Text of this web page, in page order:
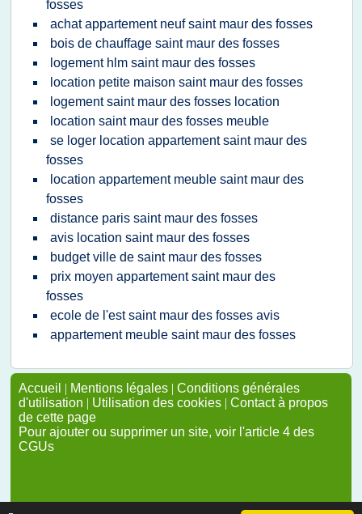
fosses
achat appartement neuf saint maur des fosses
bois de chauffage saint maur des fosses
logement hlm saint maur des fosses
location petite maison saint maur des fosses
logement saint maur des fosses location
location saint maur des fosses meuble
se loger location appartement saint maur des
fosses
location appartement meuble saint maur des
fosses
distance paris saint maur des fosses
avis location saint maur des fosses
budget ville de saint maur des fosses
prix moyen appartement saint maur des
fosses
ecole de l'est saint maur des fosses avis
appartement meuble saint maur des fosses
Accueil | Mentions légales | Conditions générales
d'utilisation | Utilisation des cookies | Contact à propos
de cette page
Pour ajouter ou supprimer un site, voir l'article 4 des
CGUs